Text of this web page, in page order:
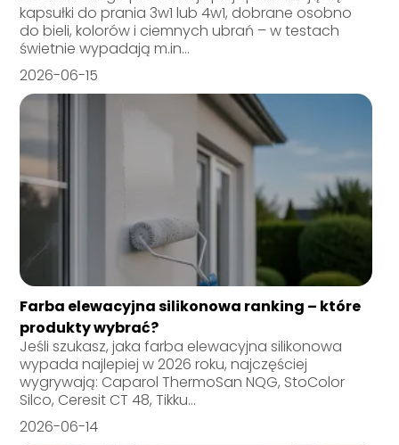
kapsułki do prania 3w1 lub 4w1, dobrane osobno
do bieli, kolorów i ciemnych ubrań – w testach
świetnie wypadają m.in...
2026-06-15
Farba elewacyjna silikonowa ranking – które
produkty wybrać?
Jeśli szukasz, jaka farba elewacyjna silikonowa
wypada najlepiej w 2026 roku, najczęściej
wygrywają: Caparol ThermoSan NQG, StoColor
Silco, Ceresit CT 48, Tikku...
2026-06-14